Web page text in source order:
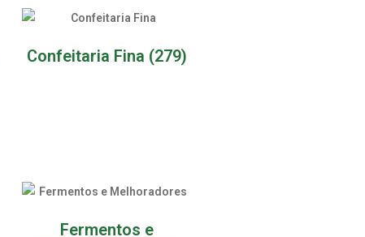
Confeitaria Fina (279)
Fermentos e